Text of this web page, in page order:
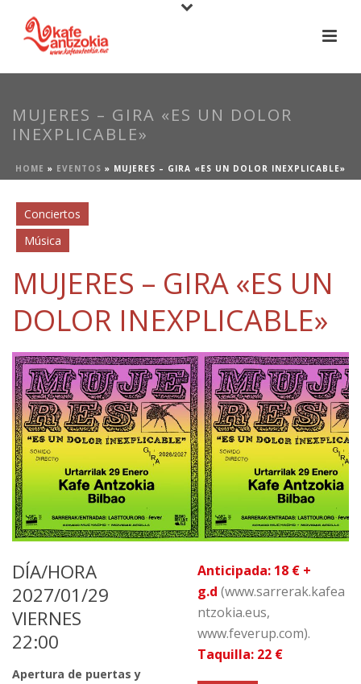
MUJERES – GIRA «ES UN DOLOR
INEXPLICABLE»
HOME » EVENTOS » MUJERES – GIRA «ES UN DOLOR INEXPLICABLE»
Conciertos
Música
MUJERES – GIRA «ES UN
DOLOR INEXPLICABLE»
DÍA/HORA
2027/01/29
VIERNES
22:00
Apertura de puertas y
Anticipada: 18 € +
g.d (www.sarrerak.kafea
ntzokia.eus,
www.feverup.com).
Taquilla: 22 €